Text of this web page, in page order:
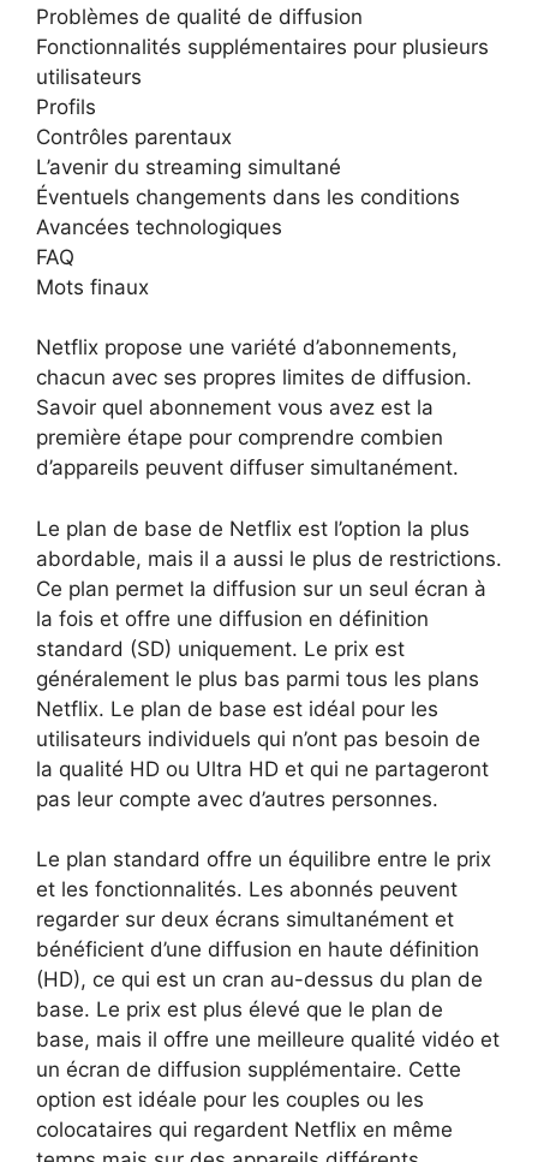
Problèmes de qualité de diffusion
Fonctionnalités supplémentaires pour plusieurs
utilisateurs
Profils
Contrôles parentaux
L’avenir du streaming simultané
Éventuels changements dans les conditions
Avancées technologiques
FAQ
Mots finaux
Netflix propose une variété d’abonnements,
chacun avec ses propres limites de diffusion.
Savoir quel abonnement vous avez est la
première étape pour comprendre combien
d’appareils peuvent diffuser simultanément.
Le plan de base de Netflix est l’option la plus
abordable, mais il a aussi le plus de restrictions.
Ce plan permet la diffusion sur un seul écran à
la fois et offre une diffusion en définition
standard (SD) uniquement. Le prix est
généralement le plus bas parmi tous les plans
Netflix. Le plan de base est idéal pour les
utilisateurs individuels qui n’ont pas besoin de
la qualité HD ou Ultra HD et qui ne partageront
pas leur compte avec d’autres personnes.
Le plan standard offre un équilibre entre le prix
et les fonctionnalités. Les abonnés peuvent
regarder sur deux écrans simultanément et
bénéficient d’une diffusion en haute définition
(HD), ce qui est un cran au-dessus du plan de
base. Le prix est plus élevé que le plan de
base, mais il offre une meilleure qualité vidéo et
un écran de diffusion supplémentaire. Cette
option est idéale pour les couples ou les
colocataires qui regardent Netflix en même